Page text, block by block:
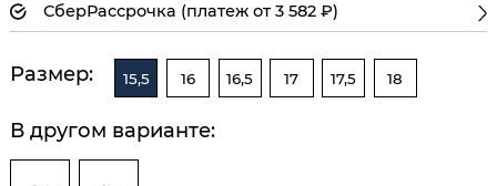
СберРассрочка (платеж от 3 582 ₽)
Размер: 15,5 16 16,5 17 17,5 18
В другом варианте: